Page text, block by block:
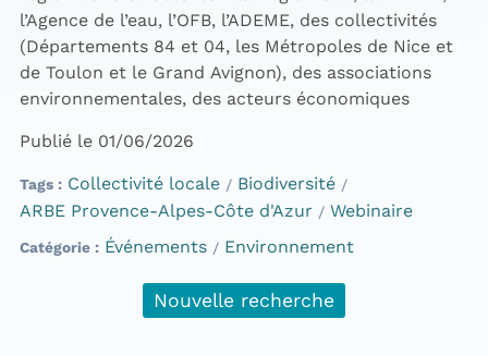
l’Agence de l’eau, l’OFB, l’ADEME, des collectivités
(Départements 84 et 04, les Métropoles de Nice et
de Toulon et le Grand Avignon), des associations
environnementales, des acteurs économiques
Publié le 01/06/2026
Tags Collectivité locale
Biodiversité
ARBE Provence-Alpes-Côte d'Azur
Webinaire
Catégorie Événements Environnement
Nouvelle recherche